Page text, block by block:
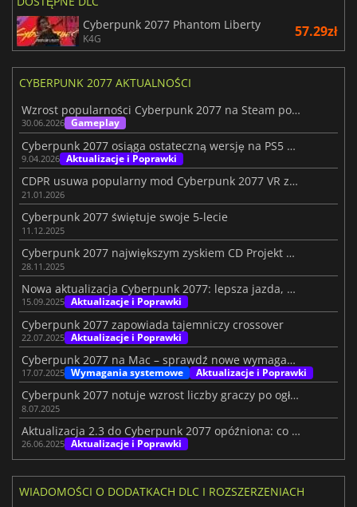
Ukraiński
Tajski
Cyberpunk 2077 Phantom Liberty
K4G 57.29zł
CYBERPUNK 2077 AKTUALNOŚCI
Wzrost popularności Cyberpunk 2077 na Steam pokazuje, jak daleko zaszła
30.06.2026 Gameplay
Cyberpunk 2077 osiąga ostateczną wersję na PS5 Pro
9.04.2026 Aktualizacje i Poprawki
CDPR usuwa popularny mod Cyberpunk 2077 VR z powodu monetyzacji
21.01.2026
Cyberpunk 2077 świętuje swoje 5-lecie
11.12.2025
Cyberpunk 2077 największym zyskiem CD Projekt Red przy sprzedaży 35mln euro
28.11.2025
Nowa aktualizacja Cyberpunk 2077: lepsza jazda, misje i tryb foto
15.09.2025 Aktualizacje i Poprawki
Cyberpunk 2077 zapowiada tajemniczy crossover
22.07.2025 Aktualizacje i Poprawki
Cyberpunk 2077 na Mac – sprawdź nowe wymagania systemowe
17.07.2025 Wymagania systemowe Aktualizacje i Poprawki
Cyberpunk 2077 notuje wzrost liczby graczy po ogłoszeniu Edgerunners S2
8.07.2025
Aktualizacja 2.3 do Cyberpunk 2077 opóźniona: co z przyszłością Night City?
26.06.2025 Aktualizacje i Poprawki
WIADOMOŚCI O DODATKACH DLC I ROZSZERZENIACH